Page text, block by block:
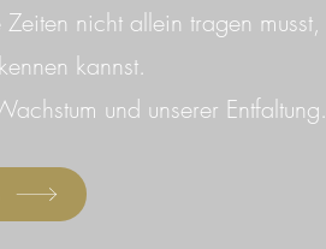
nicht allein tragen musst,
kannst.
und unserer Entfaltung.